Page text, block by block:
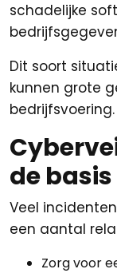
schadelijke
Dit soort
kunnen grote
bedrijfsvoering.
de basis
Veel
een aantal
Zorg voor